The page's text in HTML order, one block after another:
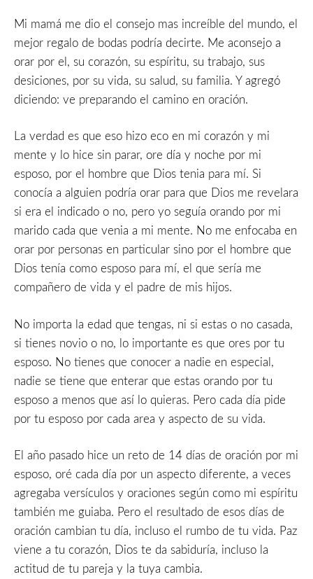
Mi mamá me dio el consejo mas increíble del mundo, el
mejor regalo de bodas podría decirte. Me aconsejo a
orar por el, su corazón, su espíritu, su trabajo, sus
desiciones, por su vida, su salud, su familia. Y agregó
diciendo: ve preparando el camino en oración.
La verdad es que eso hizo eco en mi corazón y mi
mente y lo hice sin parar, ore día y noche por mi
esposo, por el hombre que Dios tenia para mí. Si
conocía a alguien podría orar para que Dios me revelara
si era el indicado o no, pero yo seguía orando por mi
marido cada que venia a mi mente. No me enfocaba en
orar por personas en particular sino por el hombre que
Dios tenía como esposo para mí, el que sería me
compañero de vida y el padre de mis hijos.
No importa la edad que tengas, ni si estas o no casada,
si tienes novio o no, lo importante es que ores por tu
esposo. No tienes que conocer a nadie en especial,
nadie se tiene que enterar que estas orando por tu
esposo a menos que así lo quieras. Pero cada día pide
por tu esposo por cada area y aspecto de su vida.
El año pasado hice un reto de 14 días de oración por mi
esposo, oré cada día por un aspecto diferente, a veces
agregaba versículos y oraciones según como mi espíritu
también me guiaba. Pero el resultado de esos días de
oración cambian tu día, incluso el rumbo de tu vida. Paz
viene a tu corazón, Dios te da sabiduría, incluso la
actitud de tu pareja y la tuya cambia.